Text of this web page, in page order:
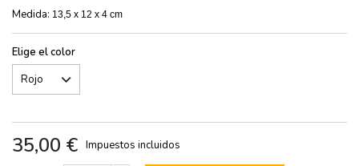
Medida: 13,5 x 12 x 4 cm
Elige el color
35,00 € Impuestos incluidos